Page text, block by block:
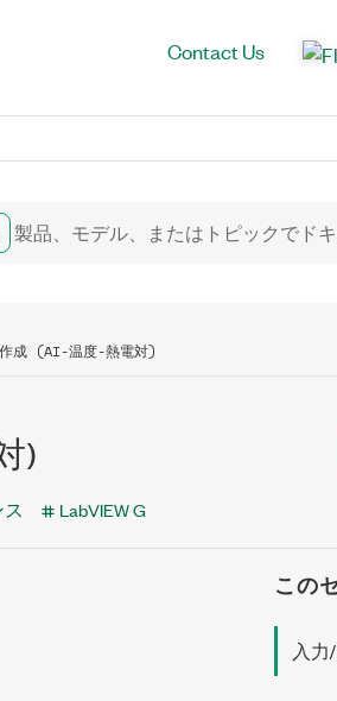
Contact Us
作成 (AI-温度-熱電対)
)
LabVIEW G
この
入力